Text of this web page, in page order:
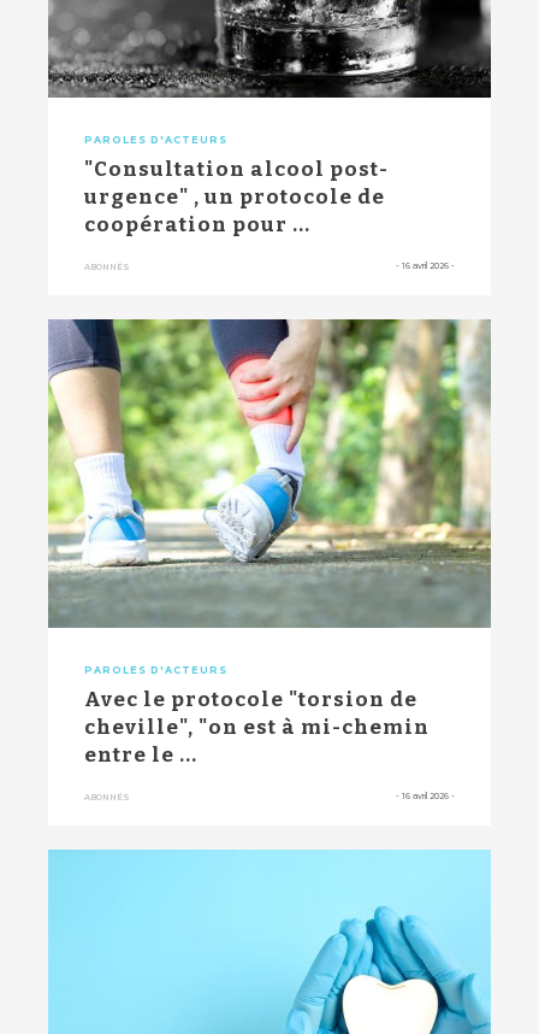
PAROLES D'ACTEURS
"Consultation alcool post-
urgence" , un protocole de
coopération pour ...
ABONNÉS - 16 avril 2026 -
PAROLES D'ACTEURS
Avec le protocole "torsion de
cheville", "on est à mi-chemin
entre le ...
ABONNÉS - 16 avril 2026 -